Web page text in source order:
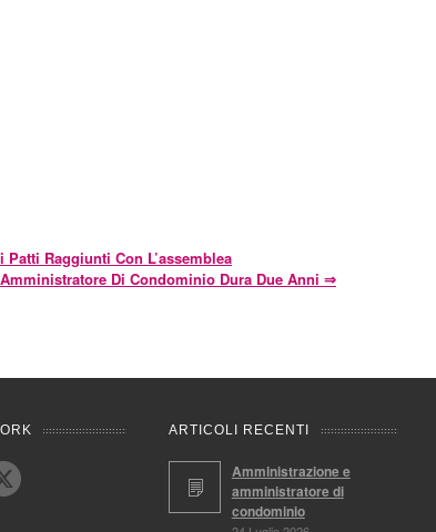
Raggiunti Con L’assemblea
Amministratore Di Condominio Dura Due Anni ⇒
ARTICOLI RECENTI
Amministrazione e
amministratore di
condominio